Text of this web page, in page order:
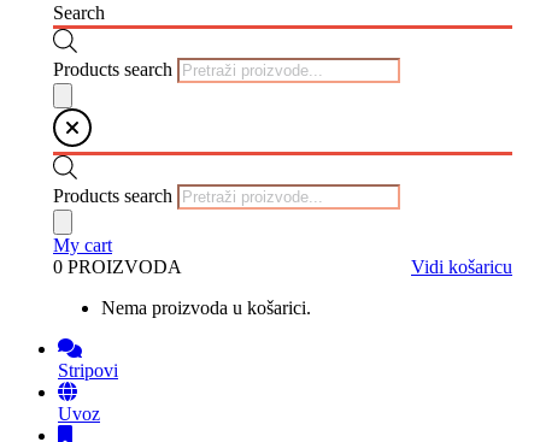
Search
Products search
Products search
My cart
0 PROIZVODA
Vidi košaricu
Nema proizvoda u košarici.
Stripovi
Uvoz